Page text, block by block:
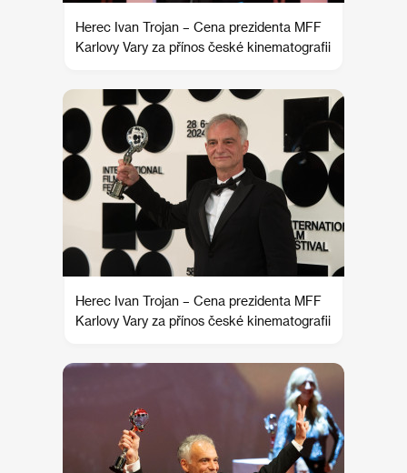
Herec Ivan Trojan – Cena prezidenta MFF
Karlovy Vary za přínos české kinematografii
Herec Ivan Trojan – Cena prezidenta MFF
Karlovy Vary za přínos české kinematografii